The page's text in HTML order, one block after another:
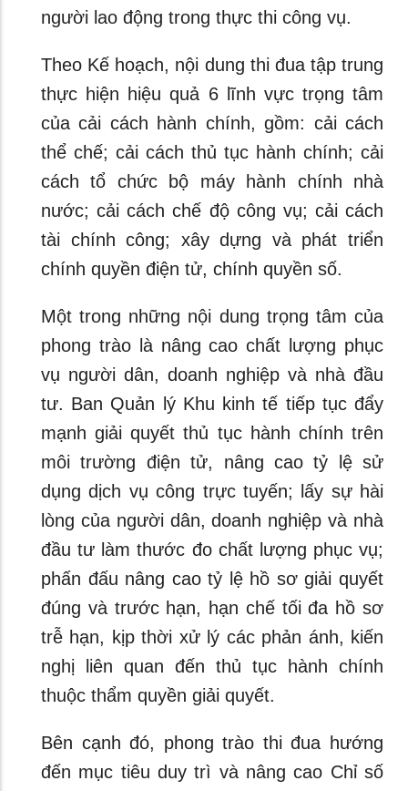
người lao động trong thực thi công vụ.
Theo Kế hoạch, nội dung thi đua tập trung
thực hiện hiệu quả 6 lĩnh vực trọng tâm
của cải cách hành chính, gồm: cải cách
thể chế; cải cách thủ tục hành chính; cải
cách tổ chức bộ máy hành chính nhà
nước; cải cách chế độ công vụ; cải cách
tài chính công; xây dựng và phát triển
chính quyền điện tử, chính quyền số.
Một trong những nội dung trọng tâm của
phong trào là nâng cao chất lượng phục
vụ người dân, doanh nghiệp và nhà đầu
tư. Ban Quản lý Khu kinh tế tiếp tục đẩy
mạnh giải quyết thủ tục hành chính trên
môi trường điện tử, nâng cao tỷ lệ sử
dụng dịch vụ công trực tuyến; lấy sự hài
lòng của người dân, doanh nghiệp và nhà
đầu tư làm thước đo chất lượng phục vụ;
phấn đấu nâng cao tỷ lệ hồ sơ giải quyết
đúng và trước hạn, hạn chế tối đa hồ sơ
trễ hạn, kịp thời xử lý các phản ánh, kiến
nghị liên quan đến thủ tục hành chính
thuộc thẩm quyền giải quyết.
Bên cạnh đó, phong trào thi đua hướng
đến mục tiêu duy trì và nâng cao Chỉ số